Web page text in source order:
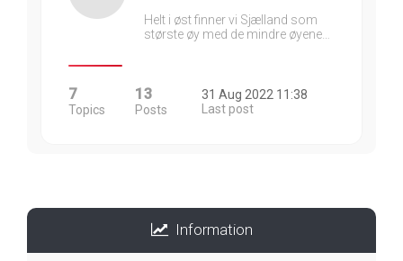
Helt i øst finner vi Sjælland som
største øy med de mindre øyene…
7
Topics
13
Posts
31 Aug 2022 11:38
Last post
Information